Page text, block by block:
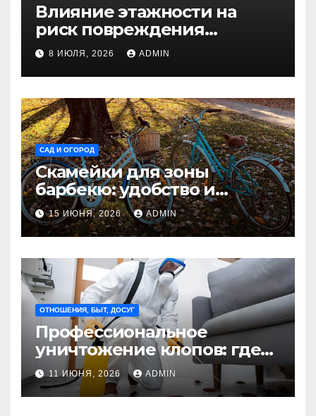
Влияние этажности на
риск повреждения
недвижимости
8 ИЮЛЯ, 2026 ADMIN
САД И ОГОРОД
Скамейки для зоны
барбекю: удобство и
безопасность на участке
Madmetal.ru
15 ИЮНЯ, 2026 ADMIN
ОТНОШЕНИЯ, БЫТ, ДОСУГ
Профессиональное
уничтожение клопов: где
оно необходимо?
11 ИЮНЯ, 2026 ADMIN